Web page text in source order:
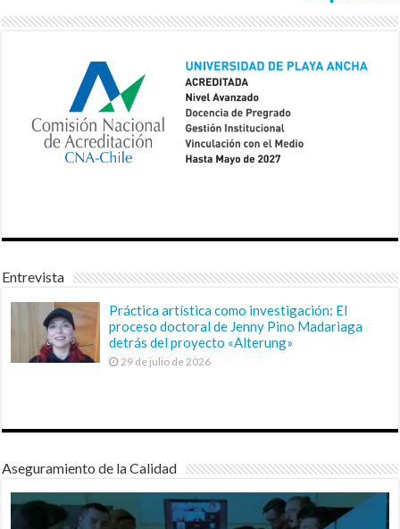
Entrevista
Práctica artística como investigación: El
proceso doctoral de Jenny Pino Madariaga
detrás del proyecto «Alterung»
29 de julio de 2026
Aseguramiento de la Calidad